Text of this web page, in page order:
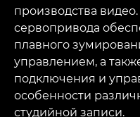
производства
сервопривода
плавного
управлением, а
подключения и
особенности
студийной записи.